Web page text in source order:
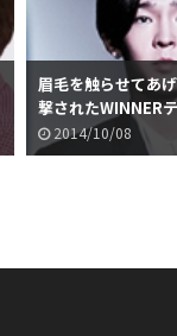
眉毛を触らせてあ
撃されたWINNER
が話題に
2014/10/08